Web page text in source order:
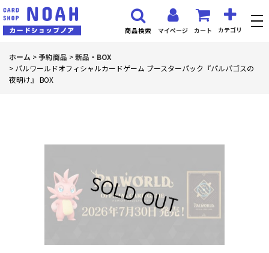
マイページ カート カテゴリ
商品検索
ホーム >予約商品 >新品・BOX
> パルワールドオフィシャルカードゲーム ブースターパック『パルパゴスの
夜明け』 BOX